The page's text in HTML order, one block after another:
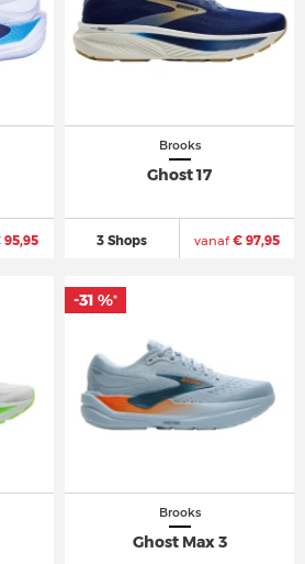
Brooks
Ghost 17
3 Shops vanaf€ 97,95
Brooks
Ghost Max 3
-31 %*
-31 %*